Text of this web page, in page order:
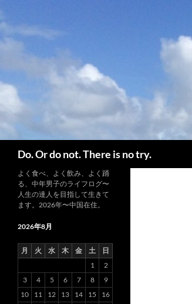
ン
Do. Or do not. There is no try.
よく食べ、よく飲み、よく踊
る、中年男子のライフログ〜
人生の達人を目指して生きて
ます。2026年〜中国在住。
2026年8月
月 火 水 木 金 土
日
1
2
3
4 5 6 7 8
9
10
11 12 13 14 15
16